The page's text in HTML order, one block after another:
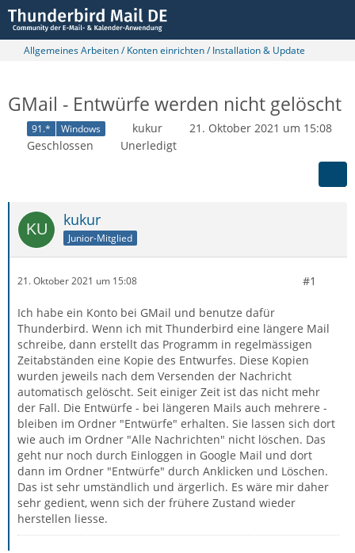
Allgemeines Arbeiten / Konten einrichten / Installation & Update
GMail - Entwürfe werden nicht gelöscht
91.* Windows kukur
21. Oktober 2021 um 15:08
Geschlossen
Unerledigt
kukur
Junior-Mitglied
21. Oktober 2021 um 15:08 #1
Ich habe ein Konto bei GMail und benutze dafür
Thunderbird. Wenn ich mit Thunderbird eine längere Mail
schreibe, dann erstellt das Programm in regelmässigen
Zeitabständen eine Kopie des Entwurfes. Diese Kopien
wurden jeweils nach dem Versenden der Nachricht
automatisch gelöscht. Seit einiger Zeit ist das nicht mehr
der Fall. Die Entwürfe - bei längeren Mails auch mehrere -
bleiben im Ordner "Entwürfe" erhalten. Sie lassen sich dort
wie auch im Ordner "Alle Nachrichten" nicht löschen. Das
geht nur noch durch Einloggen in Google Mail und dort
dann im Ordner "Entwürfe" durch Anklicken und Löschen.
Das ist sehr umständlich und ärgerlich. Es wäre mir daher
sehr gedient, wenn sich der frühere Zustand wieder
herstellen liesse.